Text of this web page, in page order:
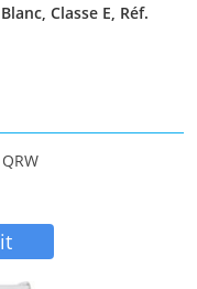
Classe E, Réf.